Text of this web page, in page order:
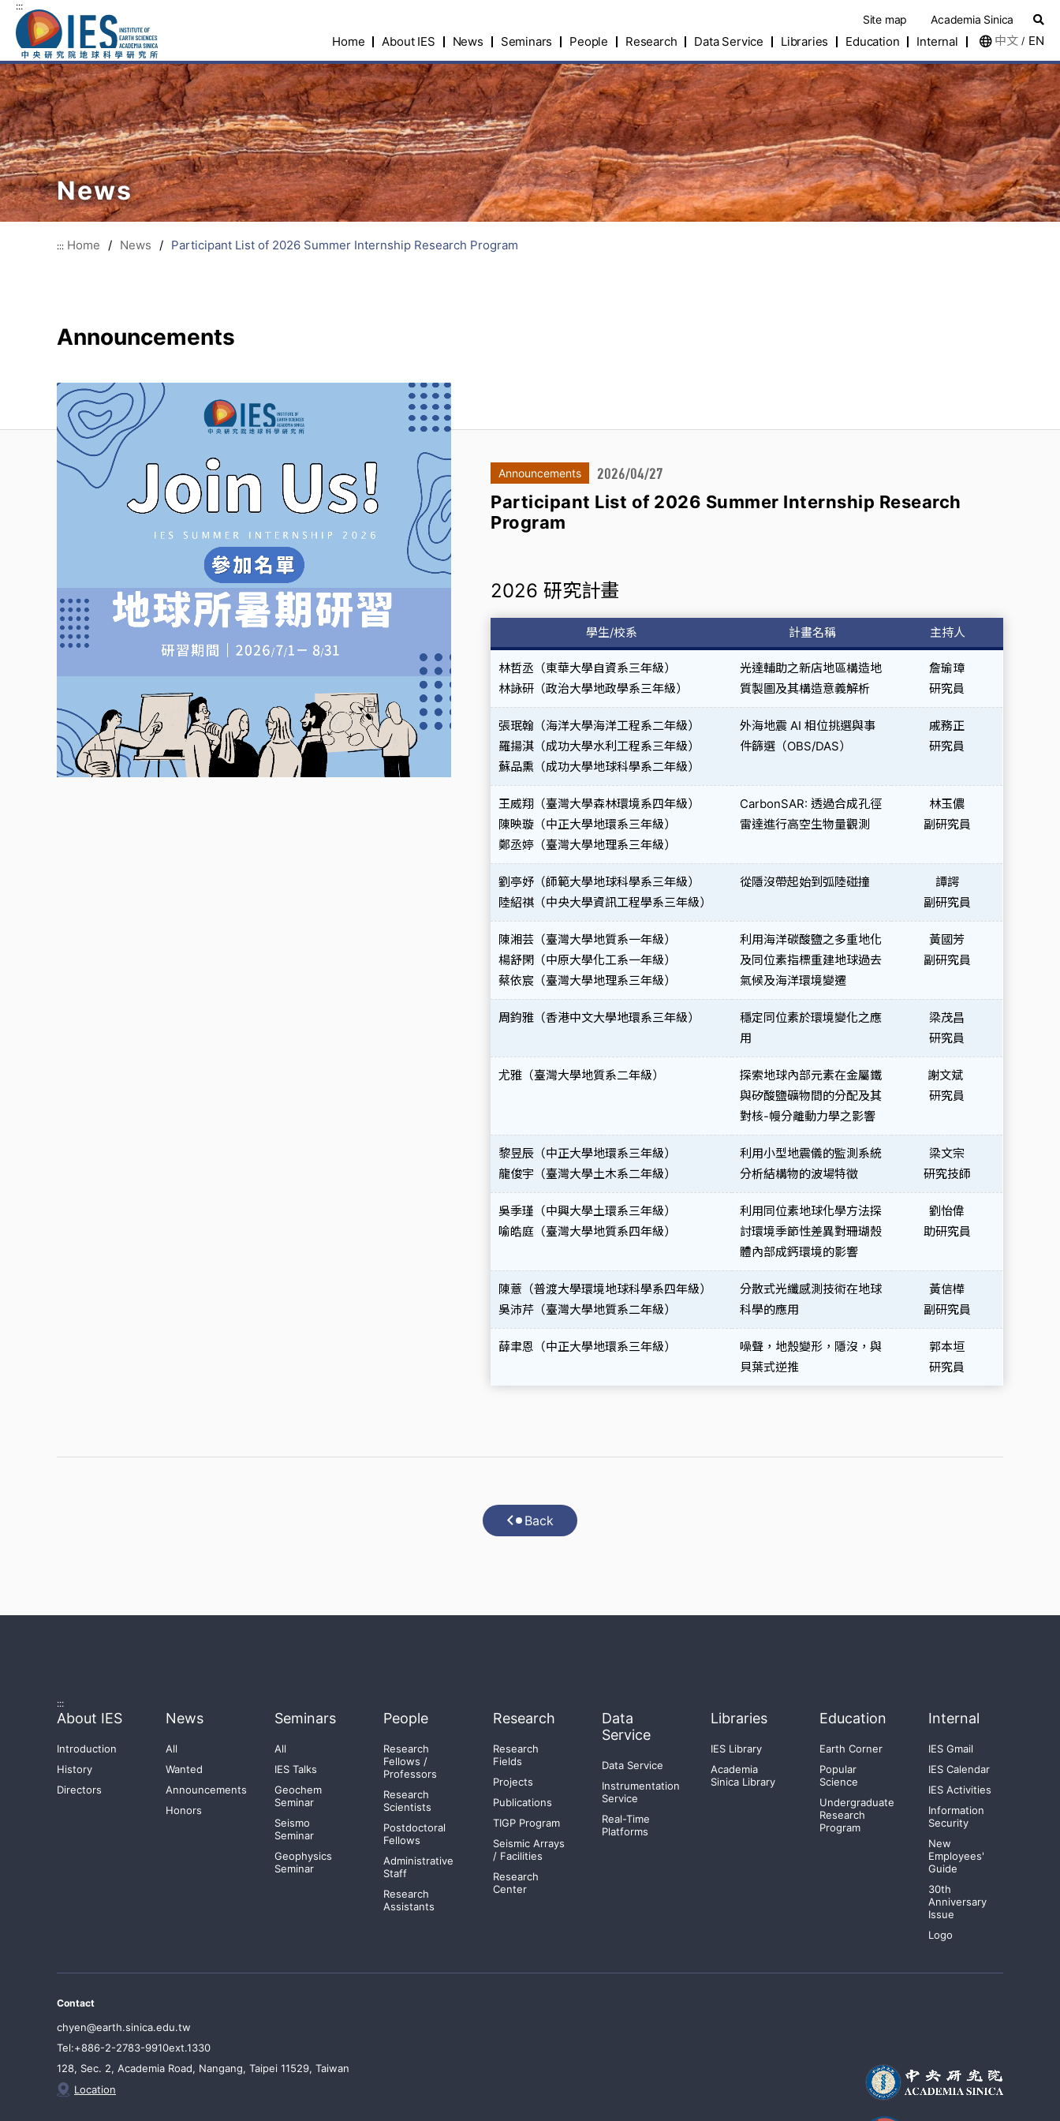
:::
Site map Academia Sinica
Home About IES News Seminars People Research Data Service Libraries Education Internal 中文 / EN
News
::: Home / News / Participant List of 2026 Summer Internship Research Program
Announcements
Announcements 2026/04/27
Participant List of 2026 Summer Internship Research
Program
2026 研究計畫
學生/校系 計畫名稱 主持人
林哲丞（東華大學自資系三年級）
林詠研（政治大學地政學系三年級）
光達輔助之新店地區構造地
質製圖及其構造意義解析
詹瑜璋
研究員
張珉翰（海洋大學海洋工程系二年級）
羅揚淇（成功大學水利工程系三年級）
蘇品熏（成功大學地球科學系二年級）
外海地震 AI 相位挑選與事
件篩選（OBS/DAS）
戚務正
研究員
王威翔（臺灣大學森林環境系四年級）
陳映璇（中正大學地環系三年級）
鄭丞婷（臺灣大學地理系三年級）
CarbonSAR: 透過合成孔徑
雷達進行高空生物量觀測
林玉儂
副研究員
劉亭妤（師範大學地球科學系三年級）
陸紹祺（中央大學資訊工程學系三年級）
從隱沒帶起始到弧陸碰撞
譚諤
副研究員
陳湘芸（臺灣大學地質系一年級）
楊舒閑（中原大學化工系一年級）
蔡依宸（臺灣大學地理系三年級）
利用海洋碳酸鹽之多重地化
及同位素指標重建地球過去
氣候及海洋環境變遷
黃國芳
副研究員
周鈞雅（香港中文大學地環系三年級）
穩定同位素於環境變化之應
用
梁茂昌
研究員
尤雅（臺灣大學地質系二年級）
探索地球內部元素在金屬鐵
與矽酸鹽礦物間的分配及其
對核-幔分離動力學之影響
謝文斌
研究員
黎昱辰（中正大學地環系三年級）
龍俊宇（臺灣大學土木系二年級）
利用小型地震儀的監測系統
分析結構物的波場特徵
梁文宗
研究技師
吳季瑾（中興大學土環系三年級）
喻皓庭（臺灣大學地質系四年級）
利用同位素地球化學方法探
討環境季節性差異對珊瑚殼
體內部成鈣環境的影響
劉怡偉
助研究員
陳薏（普渡大學環境地球科學系四年級）
吳沛芹（臺灣大學地質系二年級）
分散式光纖感測技術在地球
科學的應用
黃信樺
副研究員
薛聿恩（中正大學地環系三年級）
噪聲，地殼變形，隱沒，與
貝葉式逆推
郭本垣
研究員
Back
:::
About IES
Introduction
History
Directors
News
All
Wanted
Announcements
Honors
Seminars
All
IES Talks
Geochem
Seminar
Seismo
Seminar
Geophysics
Seminar
People
Research
Fellows /
Professors
Research
Scientists
Postdoctoral
Fellows
Administrative
Staff
Research
Assistants
Research
Research
Fields
Projects
Publications
TIGP Program
Seismic Arrays
/ Facilities
Research
Center
Data
Service
Data Service
Instrumentation
Service
Real-Time
Platforms
Libraries
IES Library
Academia
Sinica Library
Education
Earth Corner
Popular
Science
Undergraduate
Research
Program
Internal
IES Gmail
IES Calendar
IES Activities
Information
Security
New
Employees'
Guide
30th
Anniversary
Issue
Logo
Contact
chyen@earth.sinica.edu.tw
Tel:+886-2-2783-9910ext.1330
128, Sec. 2, Academia Road, Nangang, Taipei 11529, Taiwan
Location